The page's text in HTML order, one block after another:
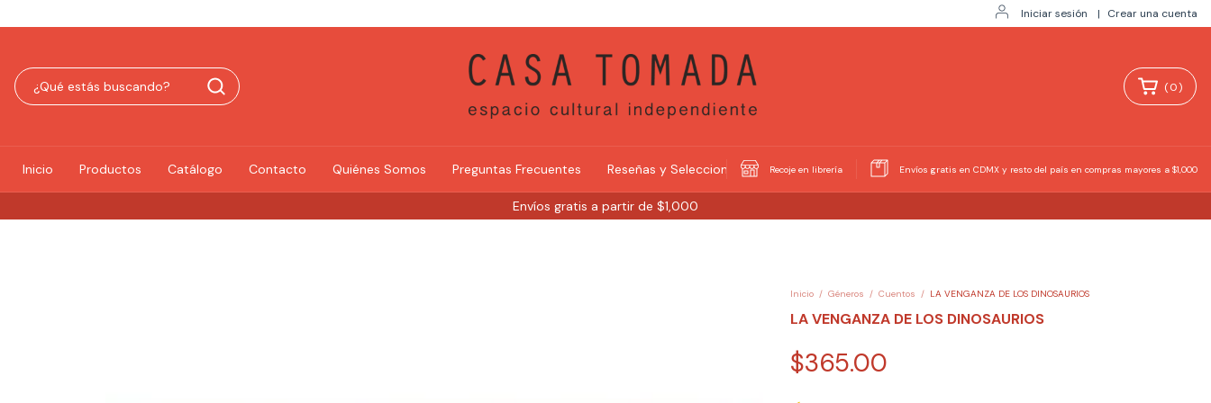
Iniciar sesión | Crear una cuenta
Envíos gratis a partir de $1,000
(0)
Inicio Productos Catálogo Contacto Quiénes Somos Preguntas Frecuentes Reseñas y Selecciones Recoje en librería Envíos gratis en CDMX y resto del país en compras mayores a $1,000
Inicio / Géneros / Cuentos / LA VENGANZA DE LOS DINOSAURIOS
LA VENGANZA DE LOS DINOSAURIOS
$365.00